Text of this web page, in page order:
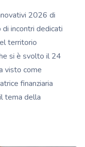
2026 di
di incontri dedicati
territorio
si è svolto il 24
visto come
finanziaria
tema della